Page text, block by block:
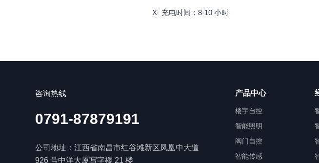
X- 充电时间：8-10 小时
咨询热线
0791-87879191
公司地址：江西省南昌市红谷滩新区凤凰中大道
926 号中洋大厦写字楼 21 楼
产品中心
楼宇自控
智能照明
阀门自控
智能传感